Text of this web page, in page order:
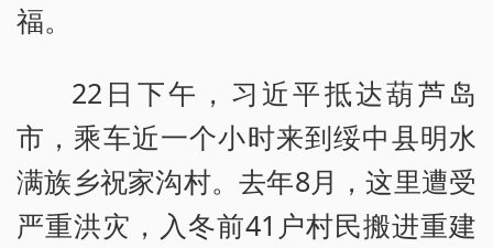
福。
22日下午，习近平抵达葫芦岛
市，乘车近一个小时来到绥中县明水
满族乡祝家沟村。去年8月，这里遭受
严重洪灾，入冬前41户村民搬进重建